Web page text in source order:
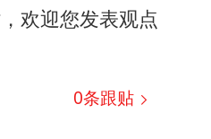
欢迎您发表观点
0条跟贴